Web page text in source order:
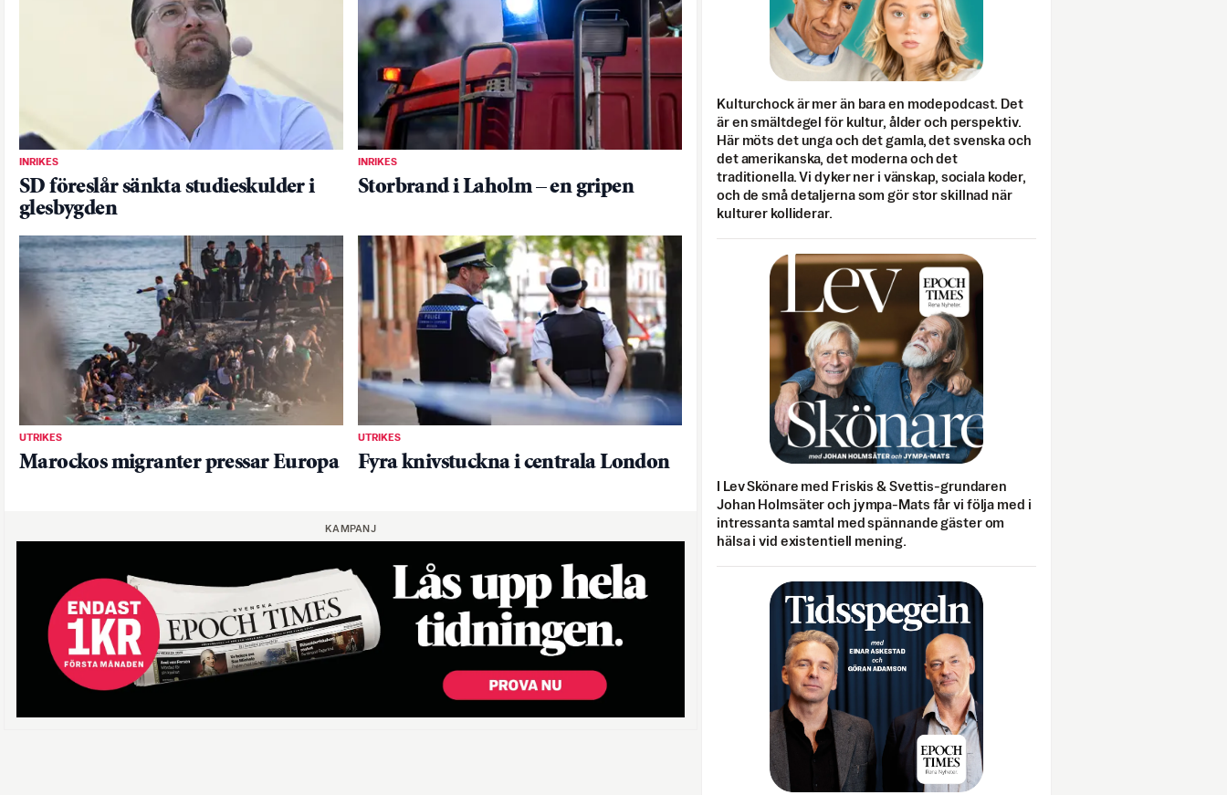
INRIKES
SD föreslår sänkta studieskulder i
glesbygden
INRIKES
Storbrand i Laholm – en gripen
UTRIKES
Marockos migranter pressar Europa
UTRIKES
Fyra knivstuckna i centrala London
KAMPANJ
Kulturchock är mer än bara en modepodcast. Det
är en smältdegel för kultur, ålder och perspektiv.
Här möts det unga och det gamla, det svenska och
det amerikanska, det moderna och det
traditionella. Vi dyker ner i vänskap, sociala koder,
och de små detaljerna som gör stor skillnad när
kulturer kolliderar.
I Lev Skönare med Friskis & Svettis-grundaren
Johan Holmsäter och jympa-Mats får vi följa med i
intressanta samtal med spännande gäster om
hälsa i vid existentiell mening.